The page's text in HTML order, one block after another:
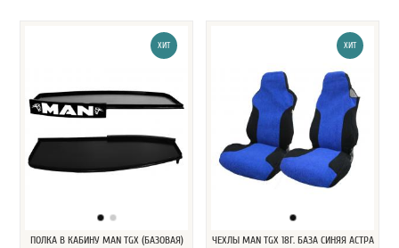
ХИТ
ПОЛКА В КАБИНУ MAN TGX (БАЗОВАЯ)
ХИТ
ЧЕХЛЫ MAN TGX 18Г. БАЗА СИНЯЯ АСТРА